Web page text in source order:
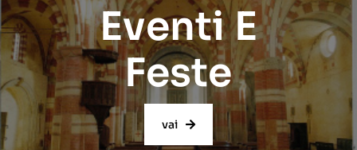
Eventi E
Feste
vai